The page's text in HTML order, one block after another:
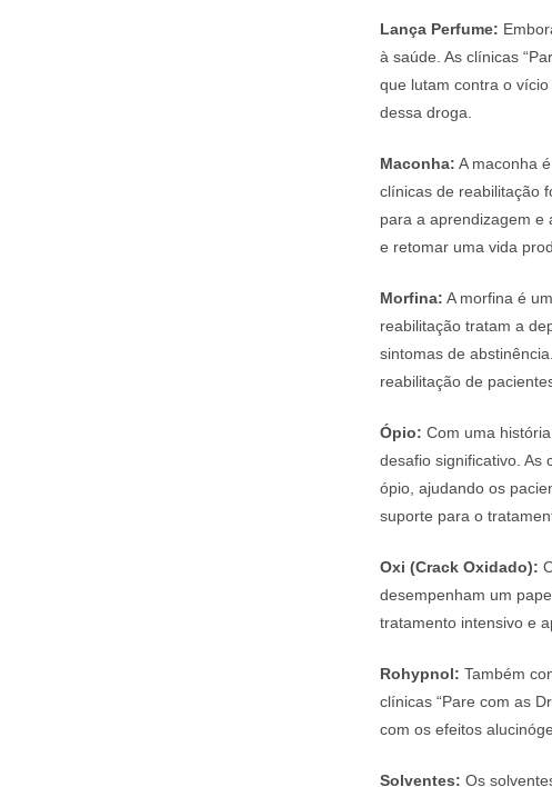
Lança Perfume:
à saúde. As clínicas
que lutam contra o
dessa droga.
Maconha: A maconha
clínicas de reabilitação
para a aprendizagem e
e retomar uma vida
Morfina: A morfina é
reabilitação tratam a
sintomas de
reabilitação de
Ópio: Com uma
desafio significativo. As
ópio, ajudando os
suporte para o
Oxi (Crack Oxidado):
desempenham um
tratamento intensivo e
Rohypnol: Também
clínicas “Pare com as
com os efeitos
Solventes: Os